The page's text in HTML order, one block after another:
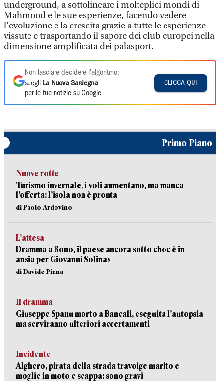
underground, a sottolineare i molteplici mondi di
Mahmood e le sue esperienze, facendo vedere
l’evoluzione e la crescita grazie a tutte le esperienze
vissute e trasportando il sapore dei club europei nella
dimensione amplificata dei palasport.
Non lasciare decidere l'algoritmo:
scegli La Nuova Sardegna
per le tue notizie su Google
CLICCA QUI
Primo Piano
Nuove rotte
Turismo invernale, i voli aumentano, ma manca
l’offerta: l’isola non è pronta
di Paolo Ardovino
L’attesa
Dramma a Bono, il paese ancora sotto choc è in
ansia per Giovanni Solinas
di Davide Pinna
Il dramma
Giuseppe Spanu morto a Bancali, eseguita l’autopsia
ma serviranno ulteriori accertamenti
Incidente
Alghero, pirata della strada travolge marito e
moglie in moto e scappa: sono gravi